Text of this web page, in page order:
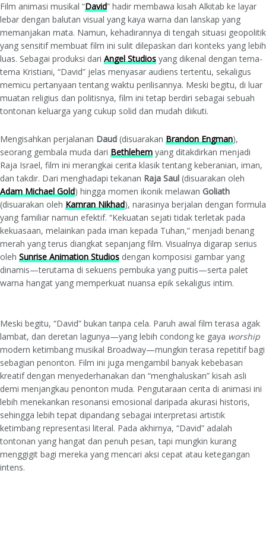
Film animasi musikal “David” hadir membawa kisah Alkitab ke layar
lebar dengan balutan visual yang kaya warna dan lanskap yang
memanjakan mata. Namun, kehadirannya di tengah situasi geopolitik
yang sensitif membuat film ini sulit dilepaskan dari konteks yang lebih
luas. Sebagai produksi dari Angel Studios yang dikenal dengan tema-
tema Kristiani, “David” jelas menyasar audiens tertentu, sekaligus
memicu pertanyaan tentang waktu perilisannya. Meski begitu, di luar
muatan religius dan politisnya, film ini tetap berdiri sebagai sebuah
tontonan keluarga yang cukup solid dan mudah diikuti.
Mengisahkan perjalanan Daud (disuarakan Brandon Engman),
seorang gembala muda dari Bethlehem yang ditakdirkan menjadi
Raja Israel, film ini merangkai cerita klasik tentang keberanian, iman,
dan takdir. Dari menghadapi tekanan Raja Saul (disuarakan oleh
Adam Michael Gold) hingga momen ikonik melawan Goliath
(disuarakan oleh Kamran Nikhad), narasinya berjalan dengan formula
yang familiar namun efektif. “Kekuatan sejati tidak terletak pada
kekuasaan, melainkan pada iman kepada Tuhan,” menjadi benang
merah yang terus diangkat sepanjang film. Visualnya digarap serius
oleh Sunrise Animation Studios dengan komposisi gambar yang
dinamis—terutama di sekuens pembuka yang puitis—serta palet
warna hangat yang memperkuat nuansa epik sekaligus intim.
Meski begitu, “David” bukan tanpa cela. Paruh awal film terasa agak
lambat, dan deretan lagunya—yang lebih condong ke gaya worship
modern ketimbang musikal Broadway—mungkin terasa repetitif bagi
sebagian penonton. Film ini juga mengambil banyak kebebasan
kreatif dengan menyederhanakan dan “menghaluskan” kisah asli
demi menjangkau penonton muda. Pengutaraan cerita di animasi ini
lebih menekankan resonansi emosional daripada akurasi historis,
sehingga lebih tepat dipandang sebagai interpretasi artistik
ketimbang representasi literal. Pada akhirnya, “David” adalah
tontonan yang hangat dan penuh pesan, tapi mungkin kurang
menggigit bagi mereka yang mencari aksi cepat atau ketegangan
intens.